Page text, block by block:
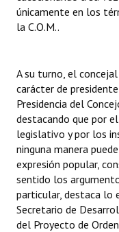
únicamente en los
la C.O.M..
A su turno, el
carácter de
Presidencia del
destacando que por
legislativo y por los
ninguna manera
expresión popular,
sentido los
particular, destaca
Secretario de
del Proyecto de